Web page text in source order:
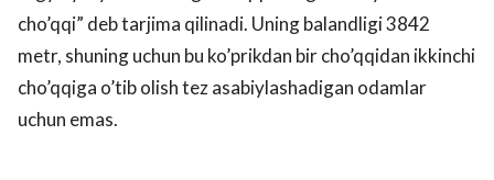
cho’qqi” deb tarjima qilinadi. Uning balandligi 3842
metr, shuning uchun bu ko’prikdan bir cho’qqidan ikkinchi
cho’qqiga o’tib olish tez asabiylashadigan odamlar
uchun emas.